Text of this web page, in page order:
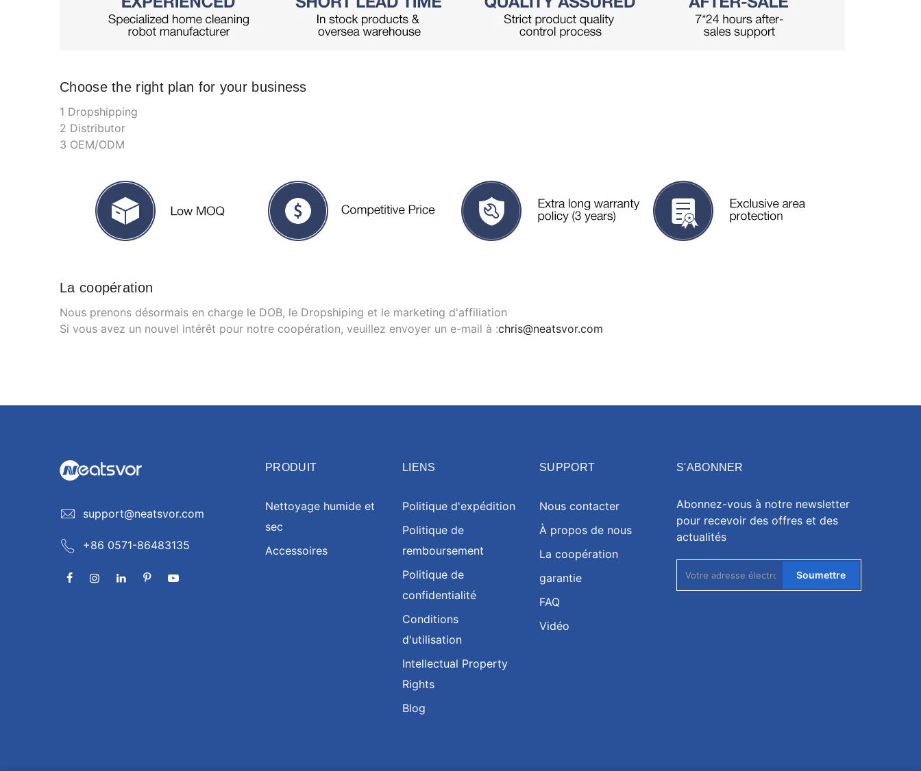
Choose the right plan for your business
1 Dropshipping
2 Distributor
3 OEM/ODM
La coopération
Nous prenons désormais en charge le DOB, le Dropshiping et le marketing d'affiliation
Si vous avez un nouvel intérêt pour notre coopération, veuillez envoyer un e-mail à :chris@neatsvor.com
support@neatsvor.com
+86 0571-86483135
PRODUIT
Nettoyage humide et
sec
Accessoires
LIENS
Politique d'expédition
Politique de
remboursement
Politique de
confidentialité
Conditions
d'utilisation
Intellectual Property
Rights
Blog
SUPPORT
Nous contacter
À propos de nous
La coopération
garantie
FAQ
Vidéo
S'ABONNER
Abonnez-vous à notre newsletter
pour recevoir des offres et des
actualités
Soumettre